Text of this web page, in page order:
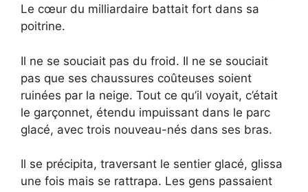
Le cœur du milliardaire battait fort dans sa
poitrine.
Il ne se souciait pas du froid. Il ne se souciait
pas que ses chaussures coûteuses soient
ruinées par la neige. Tout ce qu’il voyait, c’était
le garçonnet, étendu impuissant dans le parc
glacé, avec trois nouveau-nés dans ses bras.
Il se précipita, traversant le sentier glacé, glissa
une fois mais se rattrapa. Les gens passaient